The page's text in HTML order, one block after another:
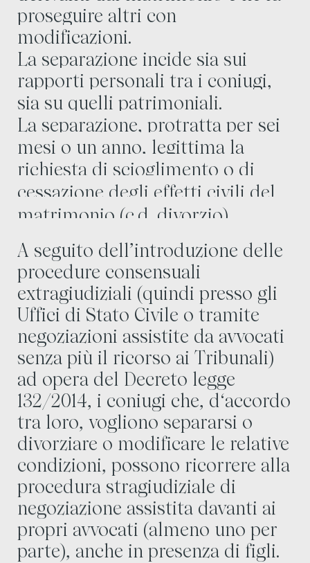
proseguire altri con
modificazioni.
La separazione incide sia sui
rapporti personali tra i coniugi,
sia su quelli patrimoniali.
La separazione, protratta per sei
mesi o un anno, legittima la
richiesta di scioglimento o di
cessazione degli effetti civili del
matrimonio (c.d. divorzio).
A seguito dell’introduzione delle
procedure consensuali
extragiudiziali (quindi presso gli
Uffici di Stato Civile o tramite
negoziazioni assistite da avvocati
senza più il ricorso ai Tribunali)
ad opera del Decreto legge
132/2014, i coniugi che, d‘accordo
tra loro, vogliono separarsi o
divorziare o modificare le relative
condizioni, possono ricorrere alla
procedura stragiudiziale di
negoziazione assistita davanti ai
propri avvocati (almeno uno per
parte), anche in presenza di figli.